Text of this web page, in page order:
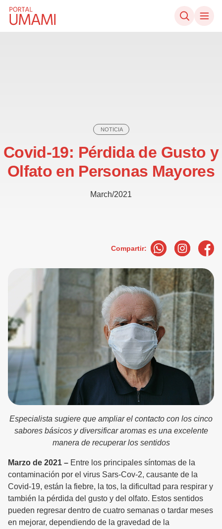
Ir directamente al contenido
NOTICIA
Covid-19: Pérdida de Gusto y
Olfato en Personas Mayores
March/2021
Compartir:
Especialista sugiere que ampliar el contacto con los cinco
sabores básicos y diversificar aromas es una excelente
manera de recuperar los sentidos
Marzo de 2021 – Entre los principales síntomas de la
contaminación por el virus Sars-Cov-2, causante de la
Covid-19, están la fiebre, la tos, la dificultad para respirar y
también la pérdida del gusto y del olfato. Estos sentidos
pueden regresar dentro de cuatro semanas o tardar meses
en mejorar, dependiendo de la gravedad de la